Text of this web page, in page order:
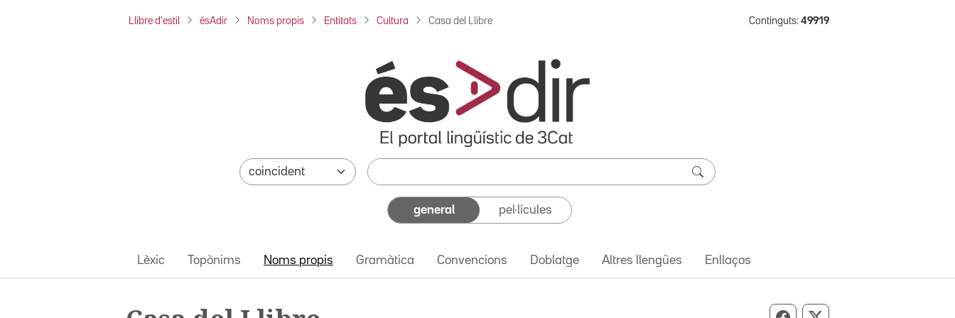
Llibre d'estil ésAdir Noms propis Entitats Cultura Casa del Llibre Continguts: 49919
general pel·lícules
Lèxic Topònims Noms propis Gramàtica Convencions Doblatge Altres llengües Enllaços